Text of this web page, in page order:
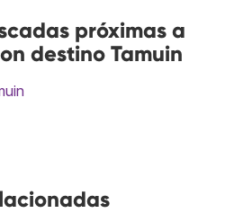
próximas a
destino Tamuin